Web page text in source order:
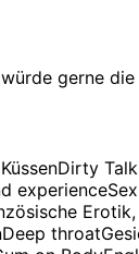
gerne
Dirty
experienceSex
Deep throat